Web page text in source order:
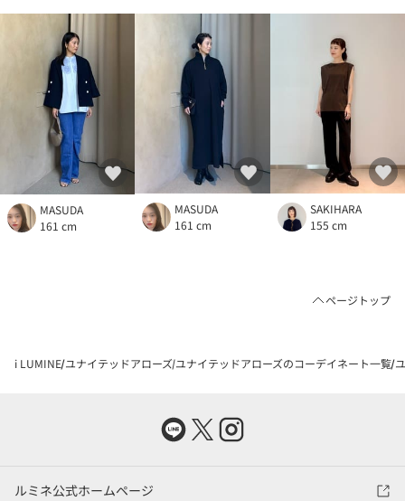
MASUDA
161 cm
MASUDA
161 cm
SAKIHARA
155 cm
ページトップ
i LUMINE ユナイテッドアローズ ユナイテッドアローズのコーデイネート一覧
ルミネ公式ホームページ